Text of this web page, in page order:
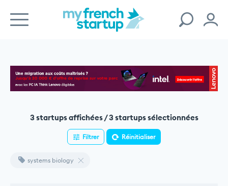
3 startups affichées / 3 startups sélectionnées
Filtrer Réinitialiser
systems biology